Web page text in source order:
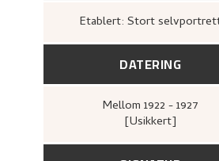
Etablert: Stort
DATERING
Mellom 1922 - 1927
[Usikkert]